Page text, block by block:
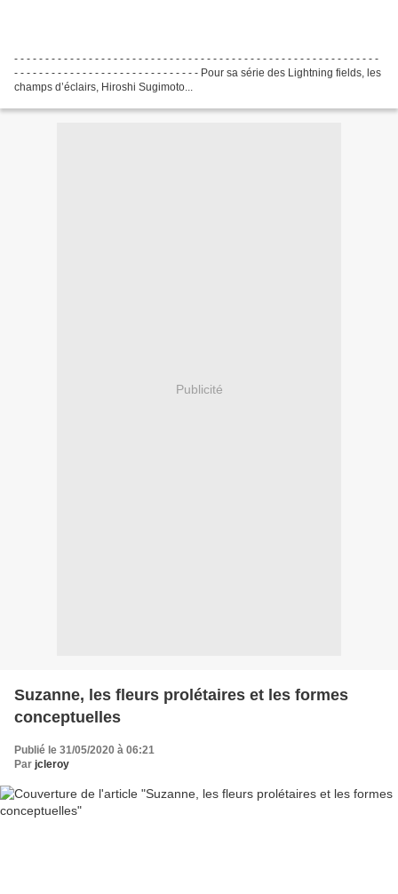
- - - - - - - - - - - - - - - - - - - - - - - - - - - - - - - - - - - - - - - - - - - - - - - - - - - - - - - - - - -
- - - - - - - - - - - - - - - - - - - - - - - - - - - - - - Pour sa série des Lightning fields, les
champs d’éclairs, Hiroshi Sugimoto...
Publicité
Suzanne, les fleurs prolétaires et les formes
conceptuelles
Publié le 31/05/2020 à 06:21
Par jcleroy